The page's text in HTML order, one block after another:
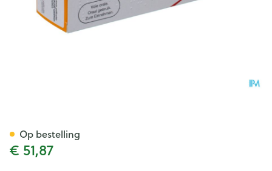
€ 51,87
Op bestelling